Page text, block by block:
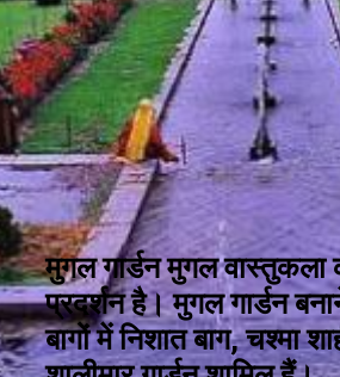
मुगल गार्डन मुगल वास्तुकला
प्रदर्शन है। मुगल गार्डन
बागों में निशात बाग, चश्मा